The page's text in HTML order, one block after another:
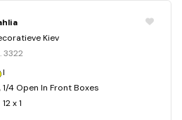
Kiev
3322
I
1/4 Open In Front Boxes
12 x 1